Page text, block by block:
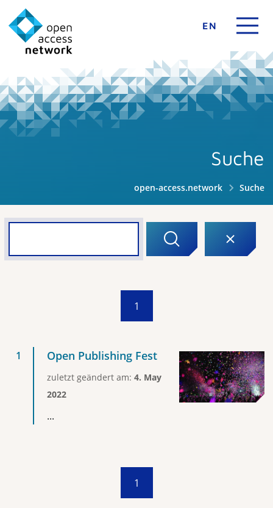
EN
Suche
open-access.network Suche
1
Open Publishing Fest
zuletzt geändert am: 4. May
2022
...
1